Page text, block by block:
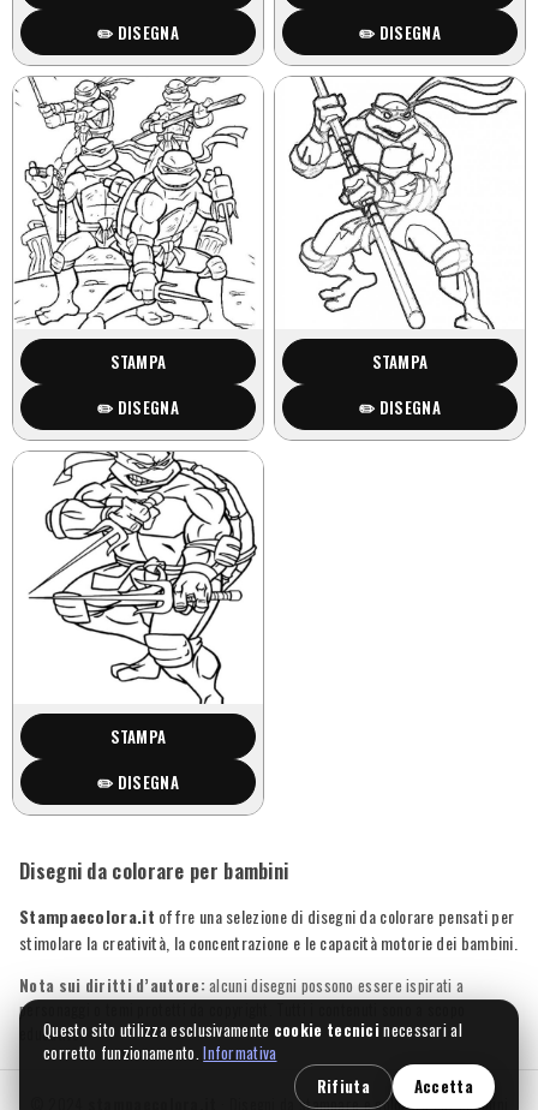
✏️ DISEGNA
✏️ DISEGNA
STAMPA
✏️ DISEGNA
STAMPA
✏️ DISEGNA
STAMPA
✏️ DISEGNA
Disegni da colorare per bambini
Stampaecolora.it offre una selezione di disegni da colorare pensati per
stimolare la creatività, la concentrazione e le capacità motorie dei bambini.
Nota sui diritti d’autore:alcuni disegni possono essere ispirati a
personaggi o temi protetti da copyright. Tutti i contenuti sono a scopo
educativo.
· Disegni da stampare e colorare per bambini
Questo sito utilizza esclusivamente cookie tecnici necessari al
corretto funzionamento.Informativa
Rifiuta
Accetta